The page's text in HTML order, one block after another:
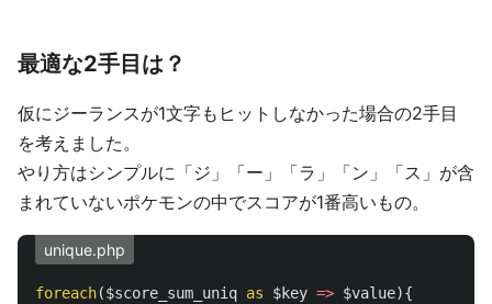
最適な2手目は？
仮にジーランスが1文字もヒットしなかった場合の2手目
を考えました。
やり方はシンプルに「ジ」「ー」「ラ」「ン」「ス」が含
まれていないポケモンの中でスコアが1番高いもの。
unique.php
foreach($score_sum_uniq as $key => $value){